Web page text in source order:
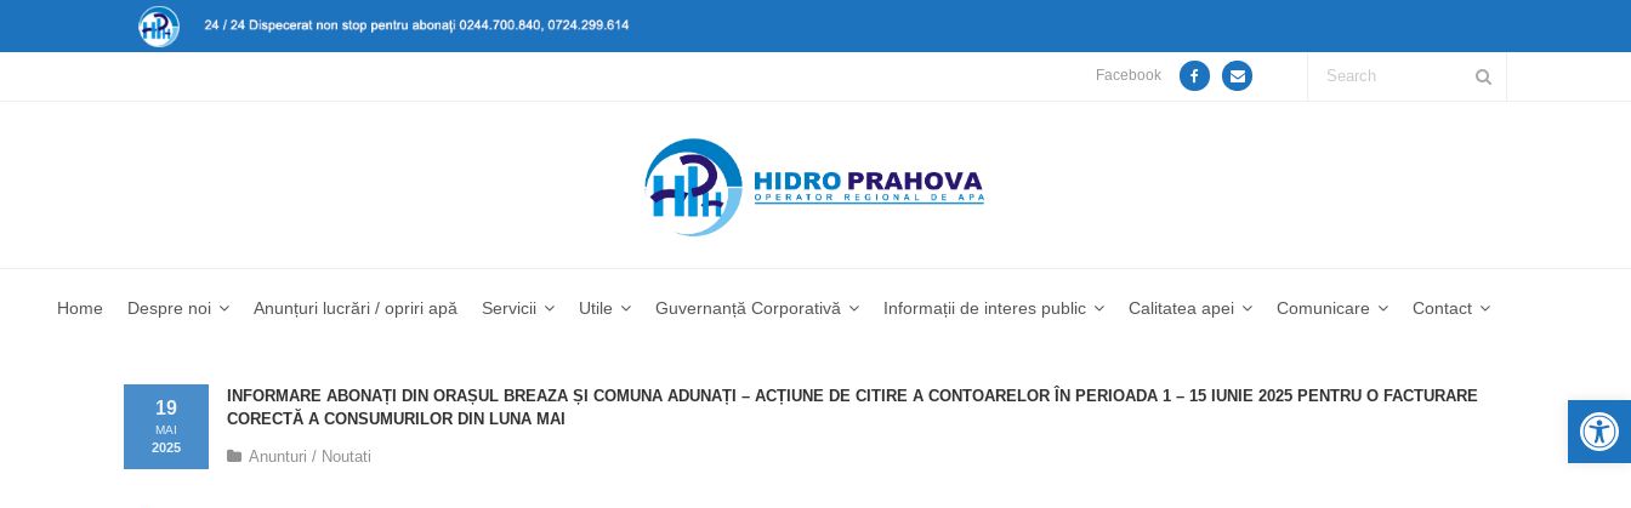
Facebook
Home Despre noi Anunțuri lucrări / opriri apă Servicii Utile Guvernanță Corporativă Informații de interes public Calitatea apei Comunicare Contact
INFORMARE ABONAȚI DIN ORAȘUL BREAZA ȘI COMUNA ADUNAȚI – ACȚIUNE DE CITIRE A CONTOARELOR ÎN PERIOADA 1 – 15 IUNIE 2025 PENTRU O FACTURARE
CORECTĂ A CONSUMURILOR DIN LUNA MAI
19
MAI
2025 Anunturi / Noutati